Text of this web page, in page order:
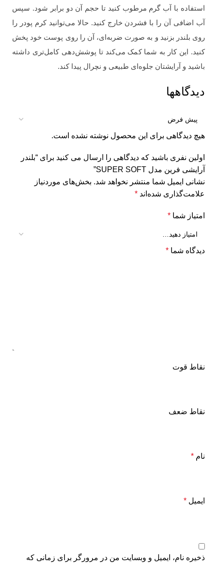
استفاده با آب گرم مرطوب کنید تا حجم آن دو برابر شود. سپس
آب اضافی آن را با فشردن خارج کنید. حالا می‌توانید کرم پودر را
روی بلندر بزنید و به صورت ضربه‌ای، آن را روی پوست خود پخش
کنید. این کار به شما کمک می‌کند تا پوشش‌دهی کامل‌تری داشته
باشید و آرایشتان جلوه‌ای طبیعی و نچرال پیدا کند.
دیدگاهها
هیچ دیدگاهی برای این محصول نوشته نشده است.
اولین نفری باشید که دیدگاهی را ارسال می کنید برای “بلندر
آرایشی فرین مدل SUPER SOFT”
نشانی ایمیل شما منتشر نخواهد شد. بخش‌های موردنیاز
علامت‌گذاری شده‌اند *
امتیاز شما *
دیدگاه شما *
نقاط قوت
نقاط ضعف
نام *
ایمیل *
ذخیره نام، ایمیل و وبسایت من در مرورگر برای زمانی که